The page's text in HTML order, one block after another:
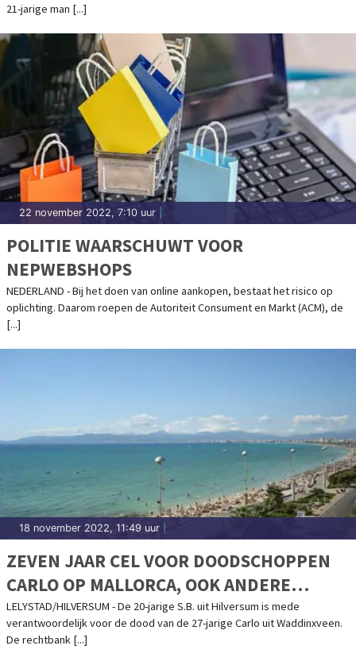
21-jarige man [...]
22 november 2022, 7:10 uur
POLITIE WAARSCHUWT VOOR
NEPWEBSHOPS
NEDERLAND - Bij het doen van online aankopen, bestaat het risico op
oplichting. Daarom roepen de Autoriteit Consument en Markt (ACM), de
[...]
18 november 2022, 11:49 uur
ZEVEN JAAR CEL VOOR DOODSCHOPPEN
CARLO OP MALLORCA, OOK ANDERE
VERDACHTEN VEROORDEELD TOT
JARENLANGE CELSTRAFFEN
LELYSTAD/HILVERSUM - De 20-jarige S.B. uit Hilversum is mede
verantwoordelijk voor de dood van de 27-jarige Carlo uit Waddinxveen.
De rechtbank [...]